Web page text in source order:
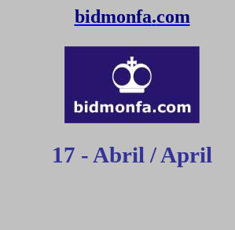
bidmonfa.com
17 - Abril / April